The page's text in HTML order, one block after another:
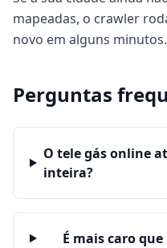
mapeadas, o crawler
novo em alguns minutos.
Perguntas
O tele gás online
inteira?
É mais caro